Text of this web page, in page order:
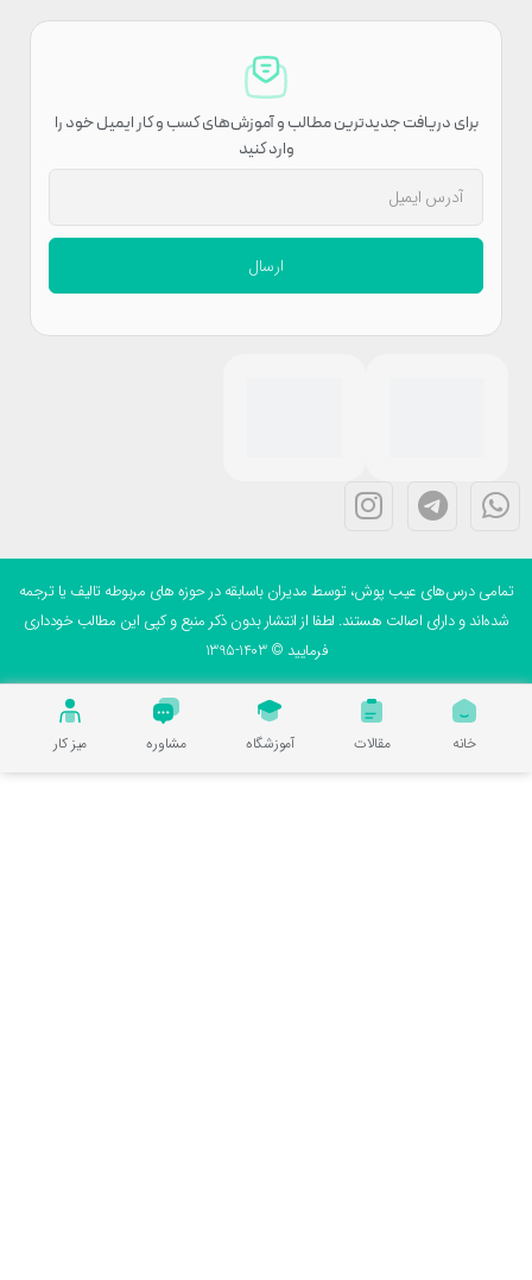
برای دریافت جدیدترین مطالب و آموزش‌های کسب و کار ایمیل خود را
وارد کنید
ارسال
درس‌های عیب پوش، توسط مدیران باسابقه در حوزه های مربوطه تالیف یا ترجمه
و دارای اصالت هستند. لطفا از انتشار بدون ذکر منبع و کپی این مطالب خودداری
فرمایید © 1403-1395
مقالات آموزشگاه مشاوره